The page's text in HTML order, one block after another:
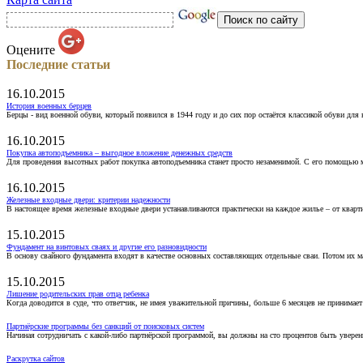
Оцените
Последние статьи
16.10.2015
История военных берцев
Берцы - вид военной обуви, который появился в 1944 году и до сих пор остаётся классикой обуви
16.10.2015
Покупка автоподъемника – выгодное вложение денежных средств
Для проведения высотных работ покупка автоподъемника станет просто незаменимой. С его
16.10.2015
Железные входные двери: критерии надежности
В настоящее время железные входные двери устанавливаются практически на каждое жилье – от
15.10.2015
Фундамент на винтовых сваях и другие его разновидности
В основу свайного фундамента входят в качестве основных составляющих отдельные сваи. Потом их
15.10.2015
Лишение родительских прав отца ребенка
Когда доводится в суде, что ответчик, не имея уважительной причины, больше 6 месяцев не
Партнёрские программы без санкций от поисковых систем
Начиная сотрудничать с какой-либо партнёрской программой, вы должны на сто процентов быть
Раскрутка сайтов